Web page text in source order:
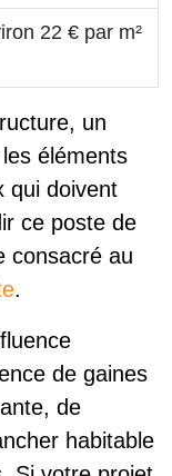
22 € par m²
un
éléments
qui doivent
ce poste de
consacré au
.
de gaines
de
habitable